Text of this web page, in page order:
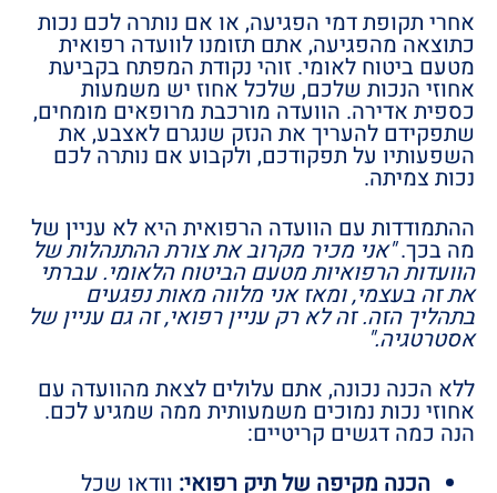
אחרי תקופת דמי הפגיעה, או אם נותרה לכם נכות
כתוצאה מהפגיעה, אתם תזומנו לוועדה רפואית
מטעם ביטוח לאומי. זוהי נקודת המפתח בקביעת
אחוזי הנכות שלכם, שלכל אחוז יש משמעות
כספית אדירה. הוועדה מורכבת מרופאים מומחים,
שתפקידם להעריך את הנזק שנגרם לאצבע, את
השפעותיו על תפקודכם, ולקבוע אם נותרה לכם
נכות צמיתה.
ההתמודדות עם הוועדה הרפואית היא לא עניין של
מה בכך."אני מכיר מקרוב את צורת ההתנהלות של
הוועדות הרפואיות מטעם הביטוח הלאומי. עברתי
את זה בעצמי, ומאז אני מלווה מאות נפגעים
בתהליך הזה. זה לא רק עניין רפואי, זה גם עניין של
אסטרטגיה."
ללא הכנה נכונה, אתם עלולים לצאת מהוועדה עם
אחוזי נכות נמוכים משמעותית ממה שמגיע לכם.
הנה כמה דגשים קריטיים:
הכנה מקיפה של תיק רפואי: וודאו שכל